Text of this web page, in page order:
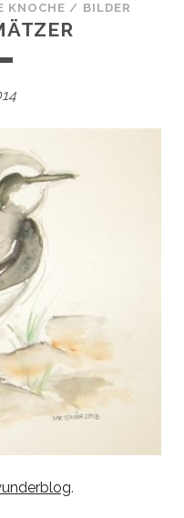
KNOCHE / BILDER
.